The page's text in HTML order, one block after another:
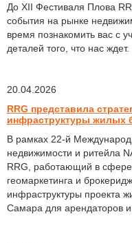
До XII Фестиваля Плова
события на рынке
время познакомить вас с
деталей того, что нас ждет.
20.04.2026
RRG представила
инфраструктуры жилых
В рамках 22-й
недвижимости и ритейла
RRG, работающий в сфере
геомаркетинга и
инфраструктуры проекта
Самара для арендаторов